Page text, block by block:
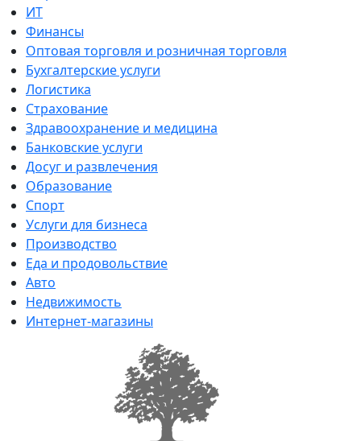
ИТ
Финансы
Оптовая торговля и розничная торговля
Бухгалтерские услуги
Логистика
Страхование
Здравоохранение и медицина
Банковские услуги
Досуг и развлечения
Образование
Спорт
Услуги для бизнеса
Производство
Еда и продовольствие
Авто
Недвижимость
Интернет-магазины